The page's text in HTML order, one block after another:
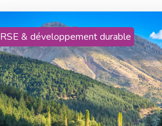
RSE & développement durable